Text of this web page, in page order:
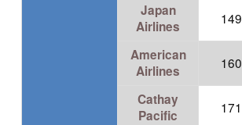
Japan
Airlines
149
American
Airlines
160
Cathay
Pacific
171